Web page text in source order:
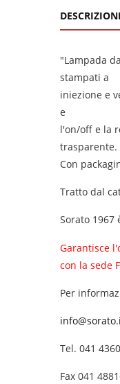
"Lampada
stampati a
iniezione e
e
l'on/off e la
trasparente.
Con
Tratto dal
Sorato
Garantisce
con la sede
Per
Tel. 041
Fax 041